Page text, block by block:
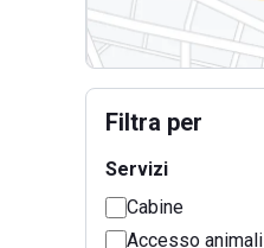
Filtra per
Servizi
Cabine
Accesso animali